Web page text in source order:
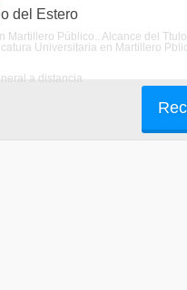
del Estero
Martillero Público.. Alcance del
Universitaria en Martillero
a distancia